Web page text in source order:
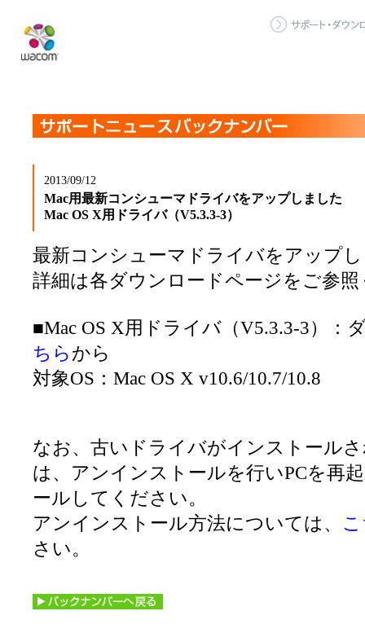
2013/09/12
Mac用最新コンシューマドライバをアップしました
Mac OS X用ドライバ（V5.3.3-3）
最新コンシューマドライバをアップ
詳細は各ダウンロードページをご参
■Mac OS X用ドライバ（V5.3.3-3）：
ちらから
対象OS：Mac OS X v10.6/10.7/10.8
なお、古いドライバがインストール
は、アンインストールを行いPCを再
ールしてください。
アンインストール方法については、
さい。